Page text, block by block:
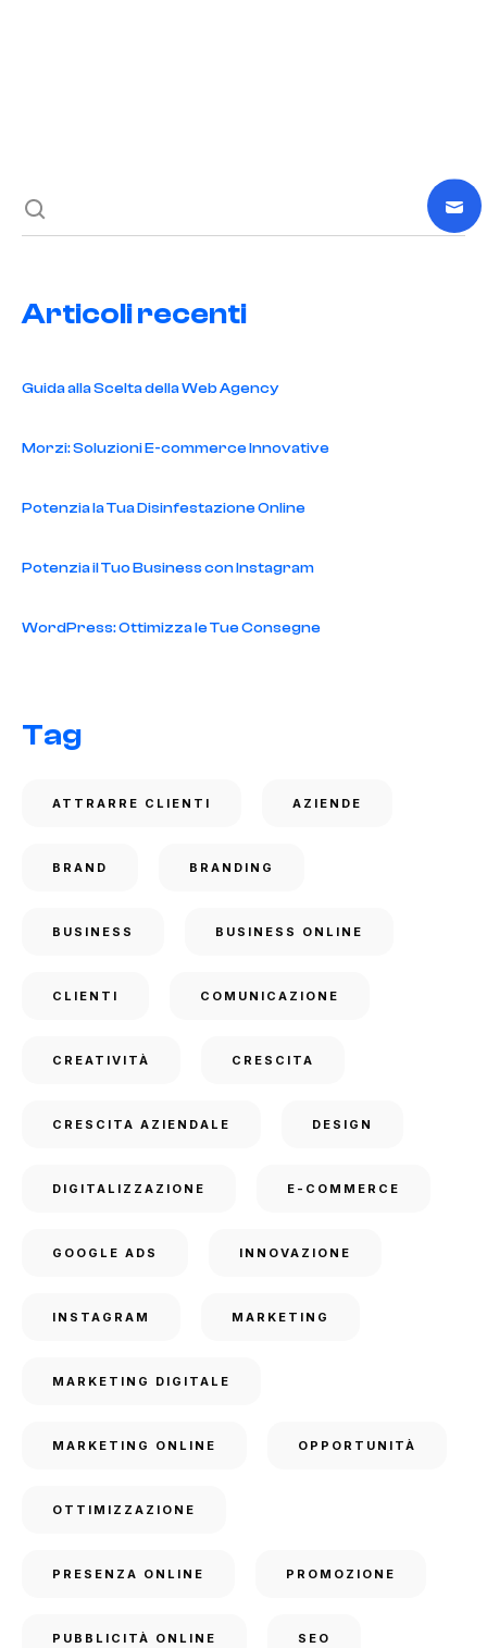
Articoli recenti
Guida alla Scelta della Web Agency
Morzi: Soluzioni E-commerce Innovative
Potenzia la Tua Disinfestazione Online
Potenzia il Tuo Business con Instagram
WordPress: Ottimizza le Tue Consegne
Tag
ATTRARRE CLIENTI AZIENDE
BRAND BRANDING
BUSINESS BUSINESS ONLINE
CLIENTI COMUNICAZIONE
CREATIVITÀ CRESCITA
CRESCITA AZIENDALE DESIGN
DIGITALIZZAZIONE E-COMMERCE
GOOGLE ADS INNOVAZIONE
INSTAGRAM MARKETING
MARKETING DIGITALE
MARKETING ONLINE OPPORTUNITÀ
OTTIMIZZAZIONE
PRESENZA ONLINE PROMOZIONE
PUBBLICITÀ ONLINE SEO